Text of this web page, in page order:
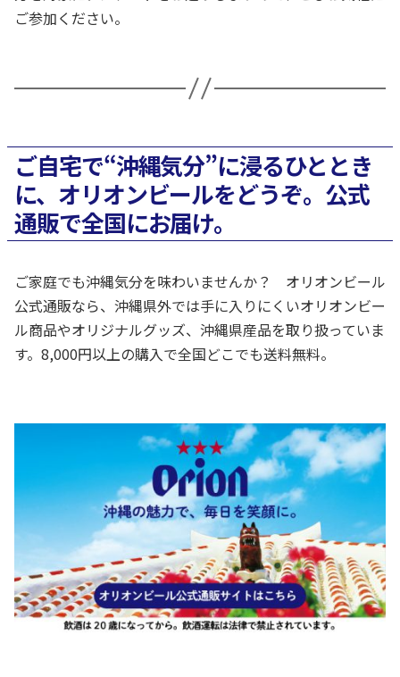
ご参加ください。
ご自宅で“沖縄気分”に浸るひととき
に、オリオンビールをどうぞ。公式
通販で全国にお届け。
ご家庭でも沖縄気分を味わいませんか？ オリオンビール
公式通販なら、沖縄県外では手に入りにくいオリオンビー
ル商品やオリジナルグッズ、沖縄県産品を取り扱っていま
す。8,000円以上の購入で全国どこでも送料無料。